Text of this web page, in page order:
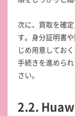
次に、買取を確
す。身分証明書
じめ用意してお
手続きを進めら
さい。
2.2.